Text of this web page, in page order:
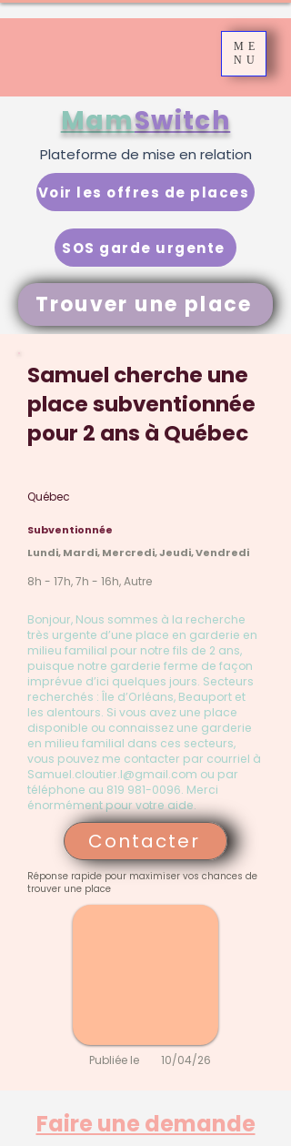
ME
NU
Trouver une place
MamSwitch
SOS garde urgente
Voir les offres de places
Plateforme de mise en relation
Samuel cherche une
place subventionnée
pour 2 ans à Québec
Québec
Subventionnée
Lundi, Mardi, Mercredi, Jeudi, Vendredi
8h - 17h, 7h - 16h, Autre
Bonjour, Nous sommes à la recherche
très urgente d’une place en garderie en
milieu familial pour notre fils de 2 ans,
puisque notre garderie ferme de façon
imprévue d’ici quelques jours. Secteurs
recherchés : Île d’Orléans, Beauport et
les alentours. Si vous avez une place
disponible ou connaissez une garderie
en milieu familial dans ces secteurs,
vous pouvez me contacter par courriel à
Samuel.cloutier.l@gmail.com ou par
téléphone au 819 981-0096. Merci
énormément pour votre aide.
Contacter
Réponse rapide pour maximiser vos chances de
trouver une place
Publiée le 10/04/26
Faire une demande